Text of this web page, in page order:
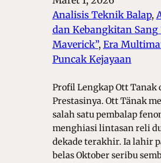
Analisis Teknik Balap,
dan Kebangkitan Sang
Maverick”, Era
Puncak Kejayaan
Profil Lengkap Ott Tanak
Prestasinya. Ott Tänak
salah satu pembalap
menghiasi lintasan reli
dekade terakhir. Ia lahir
belas Oktober seribu